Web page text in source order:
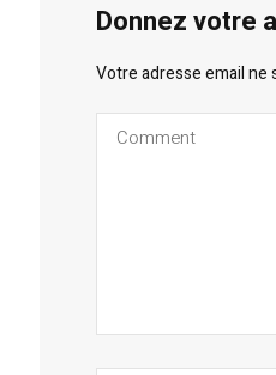
Donnez votre
Votre adresse email ne